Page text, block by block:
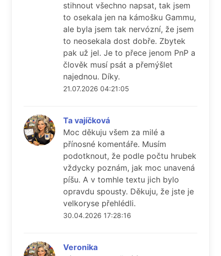
stihnout všechno napsat, tak jsem
to osekala jen na kámošku Gammu,
ale byla jsem tak nervózní, že jsem
to neosekala dost dobře. Zbytek
pak už jel. Je to přece jenom PnP a
člověk musí psát a přemýšlet
najednou. Díky.
21.07.2026 04:21:05
Ta vajíčková
Moc děkuju všem za milé a
přínosné komentáře. Musím
podotknout, že podle počtu hrubek
vždycky poznám, jak moc unavená
píšu. A v tomhle textu jich bylo
opravdu spousty. Děkuju, že jste je
velkoryse přehlédli.
30.04.2026 17:28:16
Veronika